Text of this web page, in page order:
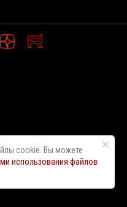
cookie. Вы можете
использования файлов